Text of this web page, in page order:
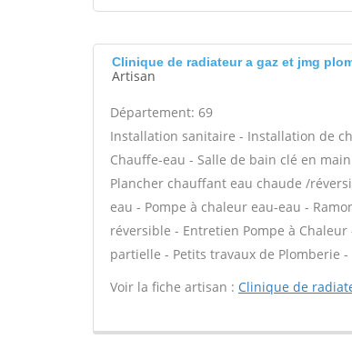
Clinique de radiateur a gaz et jmg
Artisan
Département: 69
Installation sanitaire - Installation de
Chauffe-eau - Salle de bain clé en
Plancher chauffant eau chaude /
eau - Pompe à chaleur eau-eau -
réversible - Entretien Pompe à
partielle - Petits travaux de Plomberie -
Voir la fiche artisan : Clinique de